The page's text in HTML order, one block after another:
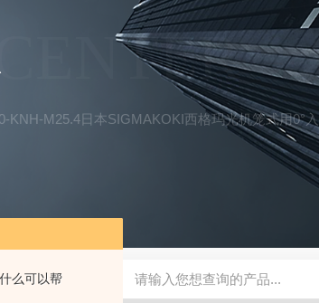
么可以帮
KNH-M25.4日本SIGMAKOKI西格玛光机笼式用0°
200日本凯特KETT外观分析仪器 粒度镜 SR-